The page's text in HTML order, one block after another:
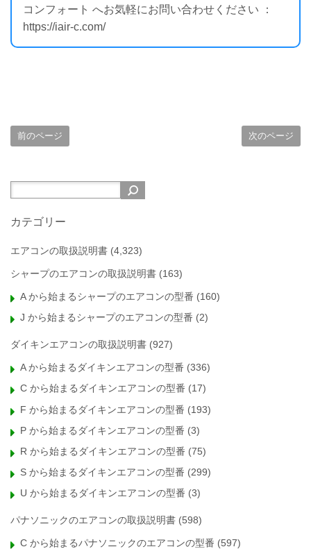
コンフォート へお気軽にお問い合わせください ：
https://iair-c.com/
前のページ 次のページ
カテゴリー
エアコンの取扱説明書 (4,323)
シャープのエアコンの取扱説明書 (163)
A から始まるシャープのエアコンの型番 (160)
J から始まるシャープのエアコンの型番 (2)
ダイキンエアコンの取扱説明書 (927)
A から始まるダイキンエアコンの型番 (336)
C から始まるダイキンエアコンの型番 (17)
F から始まるダイキンエアコンの型番 (193)
P から始まるダイキンエアコンの型番 (3)
R から始まるダイキンエアコンの型番 (75)
S から始まるダイキンエアコンの型番 (299)
U から始まるダイキンエアコンの型番 (3)
パナソニックのエアコンの取扱説明書 (598)
C から始まるパナソニックのエアコンの型番 (597)